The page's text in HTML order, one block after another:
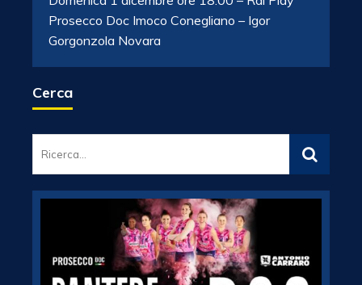
Prosecco Doc Imoco Conegliano – Igor
Gorgonzola Novara
Cerca